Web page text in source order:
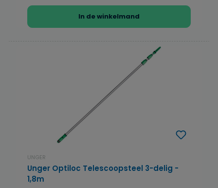
In de winkelmand
UNGER
Unger Optiloc Telescoopsteel 3-delig -
1,8m